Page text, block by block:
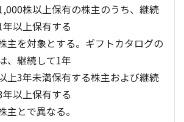
株以上保有の株主のうち、継続
年以上保有する
を対象とする。ギフトカタログの
、継続して1年
3年未満保有する株主および継続
年以上保有する
とで異なる。